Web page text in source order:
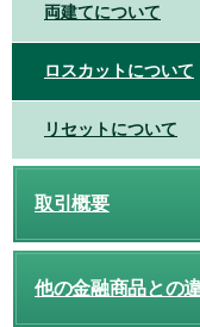
両建てについて
ロスカットについて
リセットについて
取引概要
他の金融商品との